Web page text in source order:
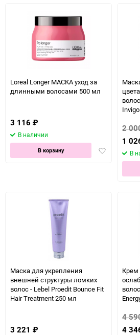
Loreal Longer МАСКА уход за
длинными волосами 500 мл
3 116 ₽
В наличии
Добавить
В корзину
150
2
1
В
Маска для укрепления
внешней структуры ломких
волос - Lebel Proedit Bounce Fit
Hair Treatment 250 мл
3 221 ₽
Крем
4
4